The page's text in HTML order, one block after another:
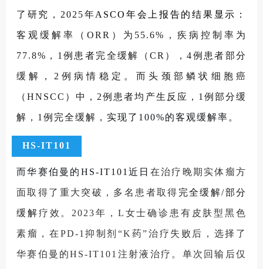
了研究，2025年ASCO年会上报告的结果显示：
客观缓解率（ORR）为55.6%，疾病控制率为
77.8%，1例患者完全缓解（CR），4例患者部分
缓解，2例病情稳定。而头颈部鳞状细胞癌
（HNSCC）中，2例患者均产生反应，1例部分缓
解，1例完全缓解， 实现了100%的客观缓解率。
HS-IT101
而华赛伯曼的 HS-IT101 近日 在治疗晚期实体瘤方
面取得了重大突破，多名患者取得 完全缓解/部分
缓解疗效。2023年，L女士确诊患有皮肤型黑色
素瘤，在PD-1抑制剂“K药”治疗失败后，选择了
华赛伯曼的HS-IT101注射液治疗。单次回输后仅